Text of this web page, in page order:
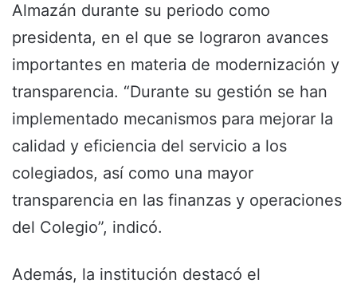
Almazán durante su periodo como
presidenta, en el que se lograron avances
importantes en materia de modernización y
transparencia. “Durante su gestión se han
implementado mecanismos para mejorar la
calidad y eficiencia del servicio a los
colegiados, así como una mayor
transparencia en las finanzas y operaciones
del Colegio”, indicó.
Además, la institución destacó el